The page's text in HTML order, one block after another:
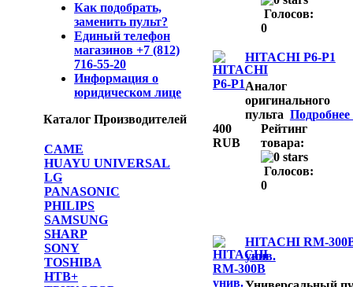
Как подобрать,
заменить пульт?
Единый телефон
магазинов +7 (812)
716-55-20
Информация о
юридическом лице
Каталог Производителей
CAME
HUAYU UNIVERSAL
LG
PANASONIC
PHILIPS
SAMSUNG
SHARP
SONY
TOSHIBA
НТВ+
Голосов:
0
HITACHI P6-P1
Аналог
оригинального
пульта Подробнее
400
RUB
Рейтинг
товара:
Голосов:
0
HITACHI RM-
унив.